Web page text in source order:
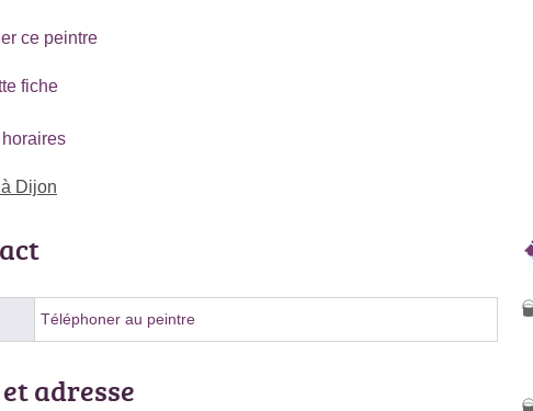
ce peintre
fiche
Dijon
Téléphoner au peintre
adresse